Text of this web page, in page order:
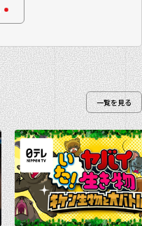
一覧を見る